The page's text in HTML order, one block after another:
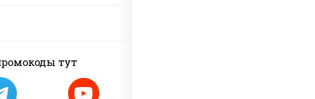
тут
масло растительное, свинина,
морковь, лук репчатый, перец